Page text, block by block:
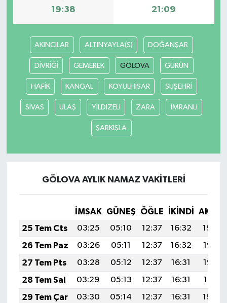
19:38 21:09
AKINCILAR ALTINYAYLA(S) DOĞANŞAR
DİVRİĞİ GEMEREK GÖLOVA GÜRÜN
HAFİK KANGAL KOYULHİSAR SUŞEHRİ
SİVAS ULAŞ YILDIZELİ ZARA İMRANLI
ŞARKIŞLA
GÖLOVA AYLIK NAMAZ VAKITLERI
İMSAK GÜNEŞ ÖĞLE İKINDI
25 Tem Cts
03:25 05:10 12:37 16:32
19:54
26 Tem Paz
03:26 05:11 12:37 16:32
19:53
27 Tem Pts
03:28 05:12 12:37 16:31
19:52
28 Tem Sal
03:29 05:13 12:37 16:31
19:51
29 Tem Çar
03:30 05:14 12:37 16:31
19:50